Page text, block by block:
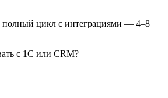
цикл с интеграциями — 4–8
с 1С или CRM?